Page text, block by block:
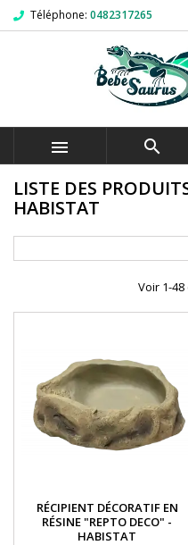
Téléphone: 0482317265
 
LISTE DES
HABISTAT
Voir 1-
RÉCIPIENT DÉCORATIF EN
RÉSINE "REPTO DECO" -
HABISTAT